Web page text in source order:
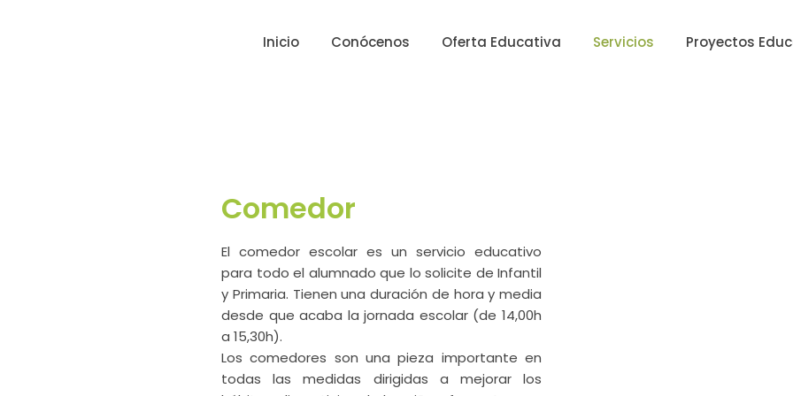
Inicio Conócenos Oferta Educativa Servicios Proyectos
Comedor
El comedor escolar es un servicio educativo
para todo el alumnado que lo solicite de Infantil
y Primaria. Tienen una duración de hora y media
desde que acaba la jornada escolar (de 14,00h
a 15,30h).
Los comedores son una pieza importante en
todas las medidas dirigidas a mejorar los